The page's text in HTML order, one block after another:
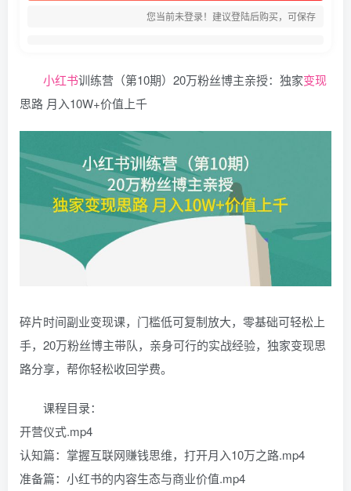
您当前未登录！建议登陆后购买，可保存
小红书训练营（第10期）20万粉丝博主亲授：独家变现
思路 月入10W+价值上千
碎片时间副业变现课，门槛低可复制放大，零基础可轻松上
手，20万粉丝博主带队，亲身可行的实战经验，独家变现思
路分享，帮你轻松收回学费。
课程目录：
开营仪式.mp4
认知篇：掌握互联网赚钱思维，打开月入10万之路.mp4
准备篇：小红书的内容生态与商业价值.mp4